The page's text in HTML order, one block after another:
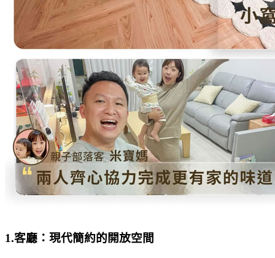
1.客廳：現代簡約的開放空間